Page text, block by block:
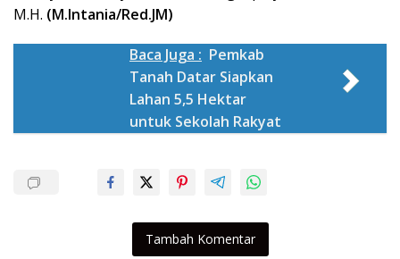
M.H. (M.Intania/Red.JM)
Baca Juga : Pemkab
Tanah Datar Siapkan
Lahan 5,5 Hektar
untuk Sekolah Rakyat
Tambah Komentar